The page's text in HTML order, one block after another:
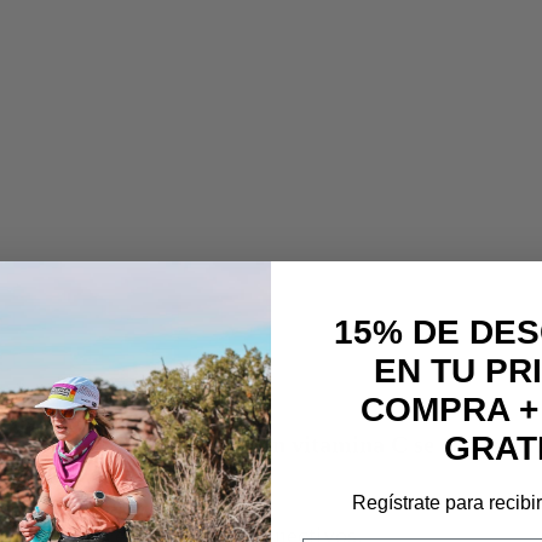
enriquecido con vitamina C se obtienen
ejercicio en los tejidos conectivos.
15% DE
EN TU
COMPRA
Regístrate para